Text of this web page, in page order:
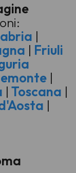
|
| Friuli
|
| Toscana |
|